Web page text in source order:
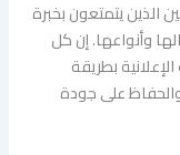
الذين يتمتعون بخبرة
وأنواعها. إن كل
بطريقة
على جودة